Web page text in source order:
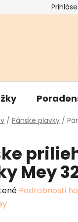
Podmienky
/ Pánske plavky /
Mey
Podrobnosti